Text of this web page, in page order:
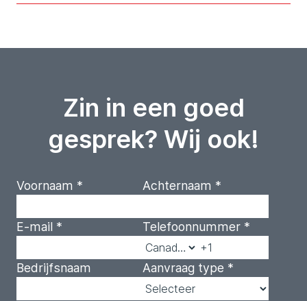
Zin in een goed
gesprek? Wij ook!
Voornaam * Achternaam *
E-mail * Telefoonnummer *
Bedrijfsnaam Aanvraag type *